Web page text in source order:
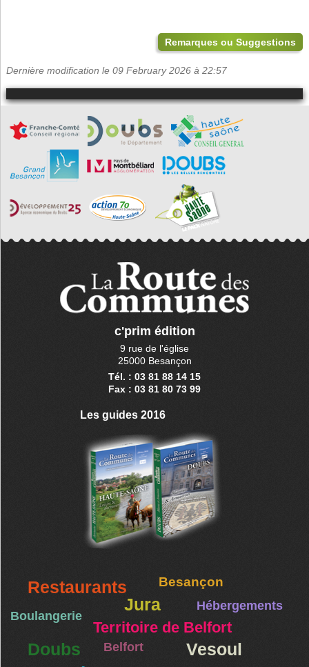
Remarques ou Suggestions
Dernière modification le 09 February 2026 à 22:57
c'prim édition
9 rue de l'église
25000 Besançon
Tél. : 03 81 88 14 15
Fax : 03 81 80 73 99
Les guides 2016
Restaurants Besançon
Jura Hébergements
Boulangerie
Territoire de Belfort
Doubs Belfort
Vesoul